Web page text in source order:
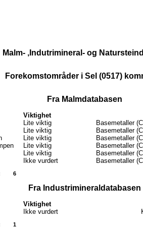
Malm- ,Indutrimineral- og
Forekomstområder i Sel (0517)
Fra Malmdatabasen
Viktighet
Lite viktig
Basemetaller
Lite viktig
Basemetaller
Lite viktig
Basemetaller
Lite viktig
Basemetaller
Lite viktig
Basemetaller
Ikke vurdert Basemetaller
6
Fra Industrimineraldatabasen
Viktighet
Ikke vurdert
1